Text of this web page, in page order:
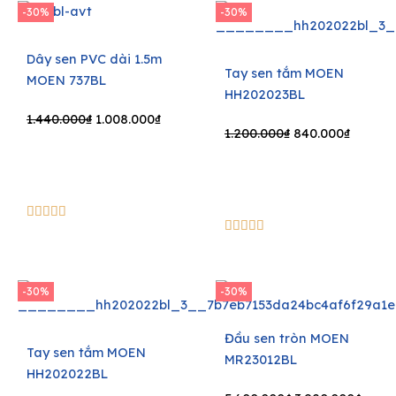
-30%
Dây sen PVC dài 1.5m
MOEN 737BL
1.440.000₫ Original
1.008.000₫Current
    
-30%
Tay sen tắm MOEN
HH202023BL
1.200.000₫ Original
840.000₫
    
-30%
Tay sen tắm MOEN
HH202022BL
-30%
Đầu sen tròn MOEN
MR23012BL